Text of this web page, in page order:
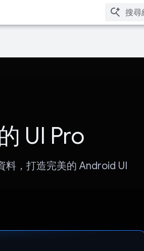
UI Pro
料，打造完美的 Android UI